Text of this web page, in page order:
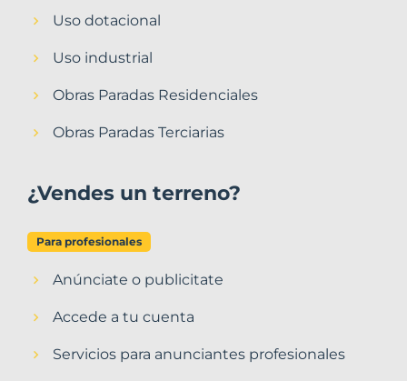
Uso dotacional
Uso industrial
Obras Paradas Residenciales
Obras Paradas Terciarias
¿Vendes un terreno?
Para profesionales
Anúnciate o publicitate
Accede a tu cuenta
Servicios para anunciantes profesionales